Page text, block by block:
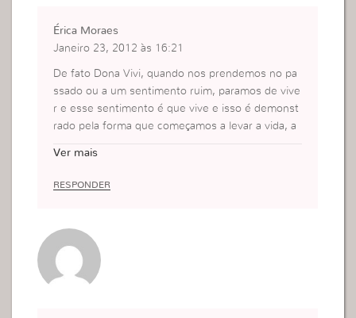
Érica Moraes
Janeiro 23, 2012 às 16:21
De fato Dona Vivi, quando nos prendemos no pa
ssado ou a um sentimento ruim, paramos de vive
r e esse sentimento é que vive e isso é demonst
rado pela forma que começamos a levar a vida, a
nós mesmas, por isso a importância de guardar e
só cultivar coisas boas dentro de nós pois isso irá
transparecer e sim viver.
Então que venhamos ouvir e praticar tudo o que
Ver mais
RESPONDER